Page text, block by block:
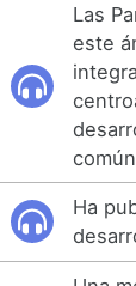
Las
este
Ha